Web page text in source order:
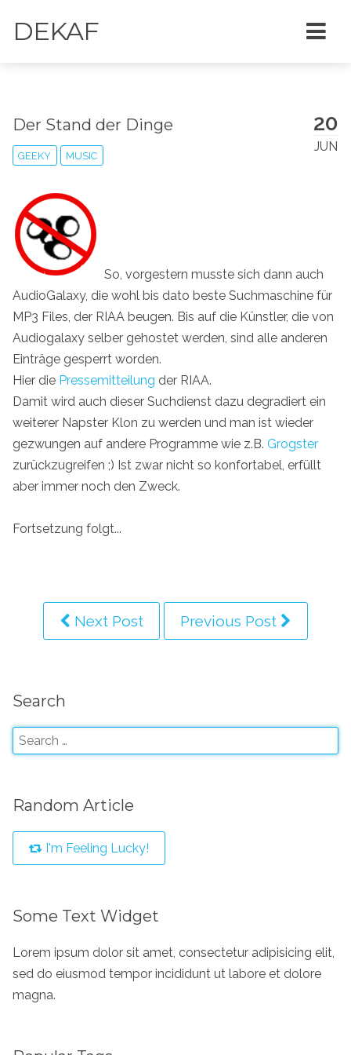
DEKAF
20
JUN
Der Stand der Dinge
GEEKY MUSIC
So, vorgestern musste sich dann auch
AudioGalaxy, die wohl bis dato beste Suchmaschine für
MP3 Files, der RIAA beugen. Bis auf die Künstler, die von
Audiogalaxy selber gehostet werden, sind alle anderen
Einträge gesperrt worden.
Hier die Pressemitteilung der RIAA.
Damit wird auch dieser Suchdienst dazu degradiert ein
weiterer Napster Klon zu werden und man ist wieder
gezwungen auf andere Programme wie z.B. Grogster
zurückzugreifen ;) Ist zwar nicht so konfortabel, erfüllt
aber immer noch den Zweck.
Fortsetzung folgt...
Next Post Previous Post
Search
Random Article
I'm Feeling Lucky!
Some Text Widget
Lorem ipsum dolor sit amet, consectetur adipisicing elit,
sed do eiusmod tempor incididunt ut labore et dolore
magna.